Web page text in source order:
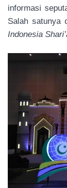
informasi
Salah satunya
Indonesia